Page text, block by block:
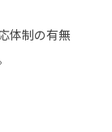
体制の有無